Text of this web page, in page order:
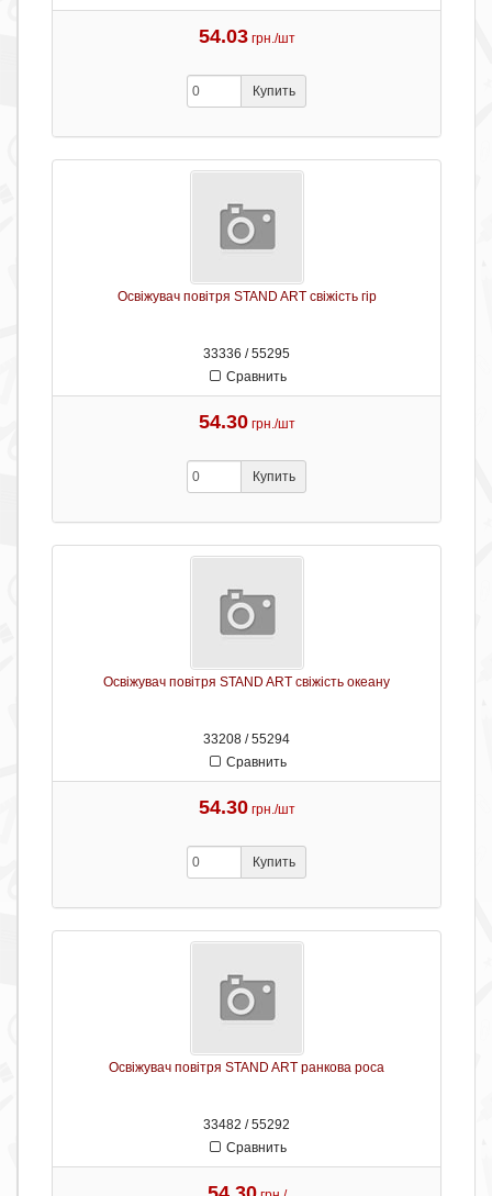
54.03 грн./шт
Купить
Освіжувач повітря STAND ART свіжість гір
33336 / 55295
Сравнить
54.30 грн./шт
Купить
Освіжувач повітря STAND ART свіжість океану
33208 / 55294
Сравнить
54.30 грн./шт
Купить
Освіжувач повітря STAND ART ранкова роса
33482 / 55292
Сравнить